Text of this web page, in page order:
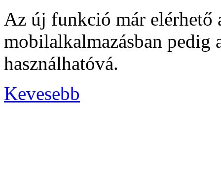
Az új funkció már elérhető
mobilalkalmazásban
használhatóvá.
Kevesebb